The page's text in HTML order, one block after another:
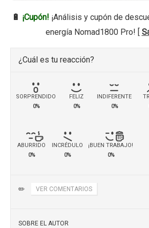
🔋 ¡Cupón! ¡Análisis y cupón de
energía Nomad1800 Pro! [
¿Cuál es tu reacción?
SORPRENDIDO
0%
FELIZ
0%
INDIFERENTE
0%
ABURRIDO
0%
INCRÉDULO
0%
¡BUEN TRABAJO!
0%
✏️ VER COMENTARIOS
SOBRE EL AUTOR